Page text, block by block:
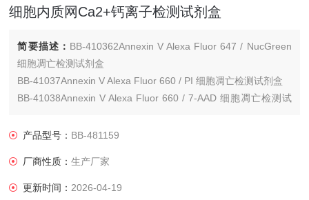
细胞内质网Ca2+钙离子检测试剂盒
简要描述： BB-410362Annexin V Alexa Fluor 647 / NucGreen
细胞凋亡检测试剂盒
BB-41037Annexin V Alexa Fluor 660 / PI 细胞凋亡检测试剂盒
BB-41038Annexin V Alexa Fluor 660 / 7-AAD 细胞凋亡检测试
产品型号： BB-481159
厂商性质：生产厂家
更新时间： 2026-04-19